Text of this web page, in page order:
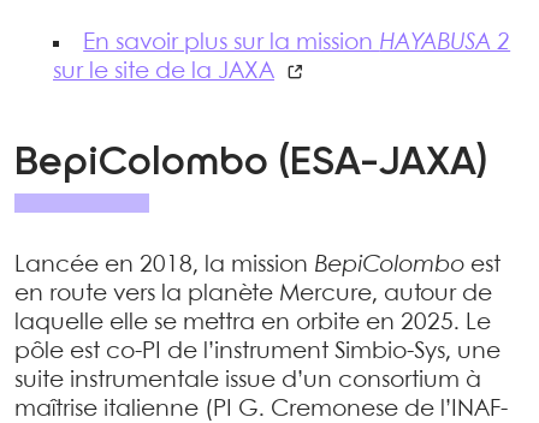
En savoir plus sur la mission HAYABUSA 2
sur le site de la JAXA
BepiColombo (ESA-JAXA)
Lancée en 2018, la mission BepiColombo est
en route vers la planète Mercure, autour de
laquelle elle se mettra en orbite en 2025. Le
pôle est co-PI de l’instrument Simbio-Sys, une
suite instrumentale issue d’un consortium à
maîtrise italienne (PI G. Cremonese de l’INAF-